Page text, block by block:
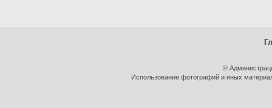
©
Использование фотографий и иных